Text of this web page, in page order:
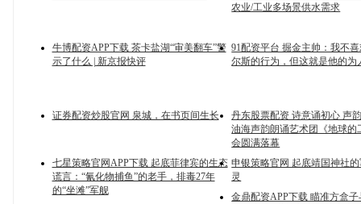
农业/工业多场景供水需求
牛博配资APP下载 茶卡盐湖“审美翻车”警
示了什么 | 新京报快评
91配资平台 掘金主帅：我不
尔斯的行为，但这就是他的为
证券配资炒股官网 泉城，在书页间生长
丹东股票配资 诗意诵初心
油海声韵朗诵艺术团《地球的
会圆满落幕
七星策略官网APP下载 起底菲律宾的生态
谎言：“氰化物捕鱼”的老手，排毒27年
的“坐滩”军舰
申银策略官网 起底靖国神社
灵
金鼎配资APP下载 瞄准方盒